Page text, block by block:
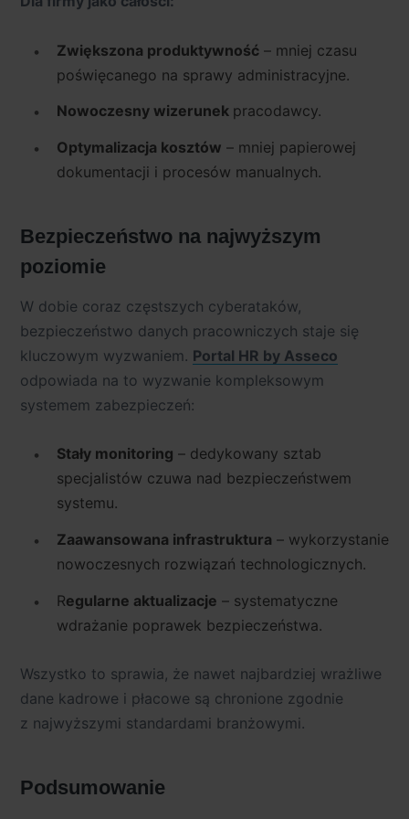
Zwiększona produktywność – mniej czasu
poświęcanego na sprawy administracyjne.
Nowoczesny wizerunek pracodawcy.
Optymalizacja kosztów – mniej papierowej
dokumentacji i procesów manualnych.
Bezpieczeństwo na najwyższym
poziomie
W dobie coraz częstszych cyberataków,
bezpieczeństwo danych pracowniczych staje się
kluczowym wyzwaniem. Portal HR by Asseco
odpowiada na to wyzwanie kompleksowym
systemem zabezpieczeń:
Stały monitoring – dedykowany sztab
specjalistów czuwa nad bezpieczeństwem
systemu.
Zaawansowana infrastruktura – wykorzystanie
nowoczesnych rozwiązań technologicznych.
Regularne aktualizacje – systematyczne
wdrażanie poprawek bezpieczeństwa.
Wszystko to sprawia, że nawet najbardziej wrażliwe
dane kadrowe i płacowe są chronione zgodnie
z najwyższymi standardami branżowymi.
Podsumowanie